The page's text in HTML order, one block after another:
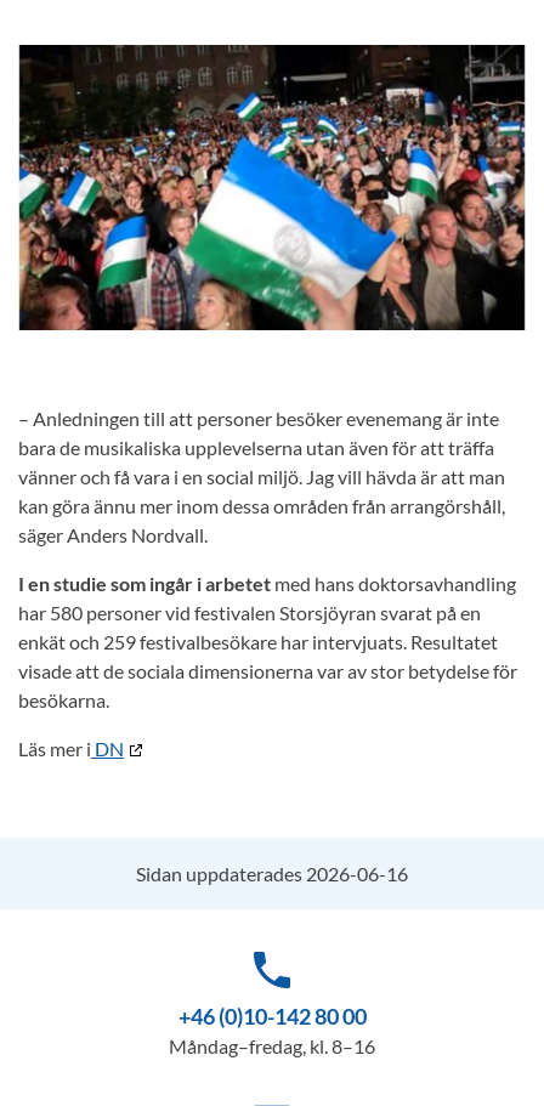
– Anledningen till att personer besöker evenemang är inte
bara de musikaliska upplevelserna utan även för att träffa
vänner och få vara i en social miljö. Jag vill hävda är att man
kan göra ännu mer inom dessa områden från arrangörshåll,
säger Anders Nordvall.
I en studie som ingår i arbetet med hans doktorsavhandling
har 580 personer vid festivalen Storsjöyran svarat på en
enkät och 259 festivalbesökare har intervjuats. Resultatet
visade att de sociala dimensionerna var av stor betydelse för
besökarna.
Läs mer i DN
Sidan uppdaterades 2026-06-16
phone
+46 (0)10-142 80 00
Måndag–fredag, kl. 8–16